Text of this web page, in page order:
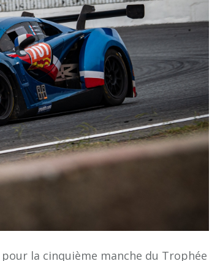
la cinquième manche du Trophée